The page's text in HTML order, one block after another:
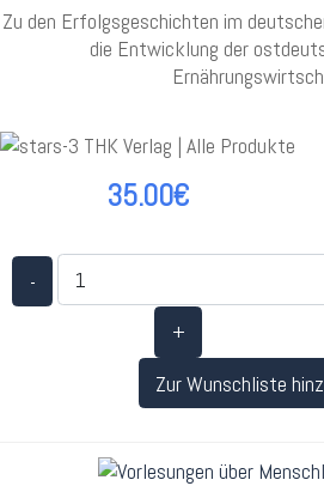
Zu den Erfolgsgeschichten im
die Entwicklung der
35.00€
-
+
Zur Wunschliste